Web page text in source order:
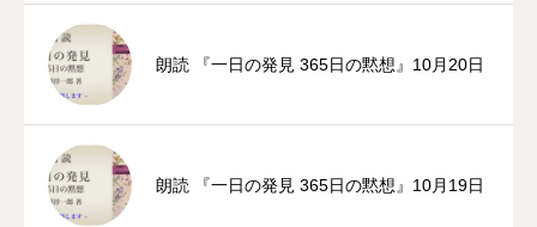
朗読 『一日の発見 365日の黙想』10月20日
朗読 『一日の発見 365日の黙想』10月19日